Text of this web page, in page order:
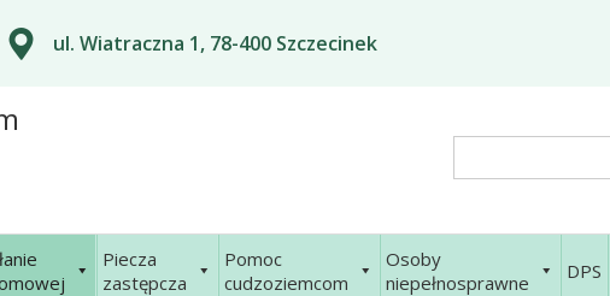
ul. Wiatraczna 1, 78-400 Szczecinek
Piecza
zastępcza
Pomoc
cudzoziemcom
Osoby
niepełnosprawne
DPS